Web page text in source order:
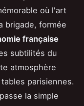
où l'art
brigade, formée
française
subtilités du
atmosphère
parisiennes.
la simple